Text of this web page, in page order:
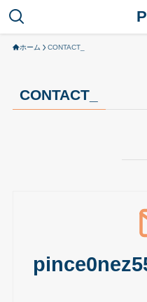
ホーム CONTACT_
CONTACT_